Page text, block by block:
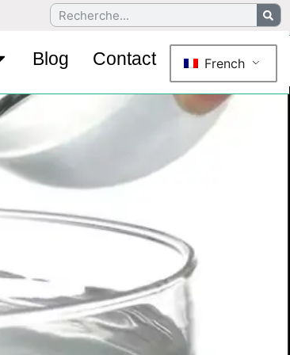
Blog Contact French